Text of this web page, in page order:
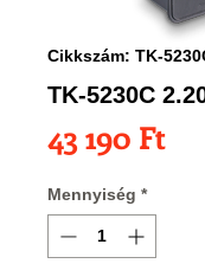
Cikkszám: TK-
TK-5230C
43 190 FtÁr
Mennyiség *